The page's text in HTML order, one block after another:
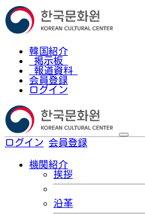
韓国紹介
掲示板
報道資料
会員登録
ログイン
ログイン 会員登録
機関紹介
挨拶
沿革